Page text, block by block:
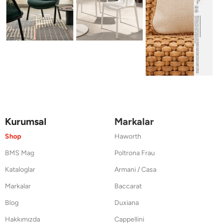
Kurumsal
Shop
BMS Mag
Kataloglar
Markalar
Blog
Hakkımızda
Markalar
Haworth
Poltrona Frau
Armani / Casa
Baccarat
Duxiana
Cappellini